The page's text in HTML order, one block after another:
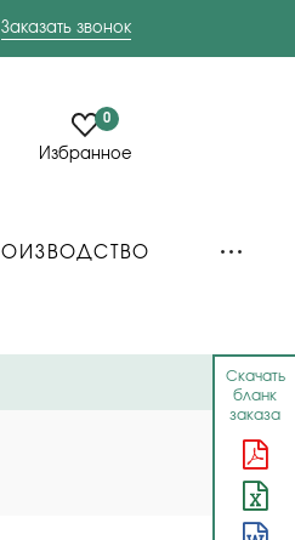
Скачать
бланк
заказа
Заказать звонок
0
Избранное